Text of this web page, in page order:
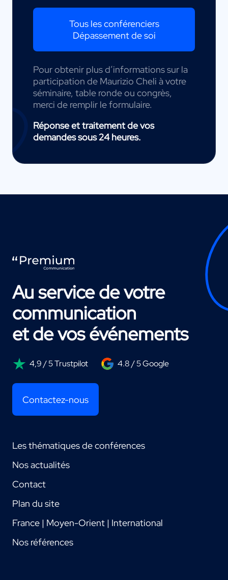
Tous les conférenciers
Dépassement de soi
Pour obtenir plus d’informations sur la
participation de Maurizio Cheli à votre
séminaire, table ronde ou congrès,
merci de remplir le formulaire.
Réponse et traitement de vos
demandes sous 24 heures.
Au service de votre
communication
et de vos événements
4,9 / 5 Trustpilot 4.8 / 5 Google
Contactez-nous
Les thématiques de conférences
Nos actualités
Contact
Plan du site
France | Moyen-Orient | International
Nos références